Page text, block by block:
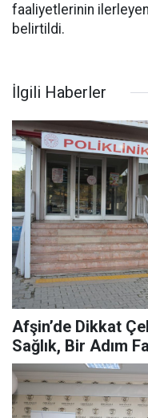
faaliyetlerinin
belirtildi.
İlgili Haberler
Afşin’de Dikkat
Sağlık, Bir Adım